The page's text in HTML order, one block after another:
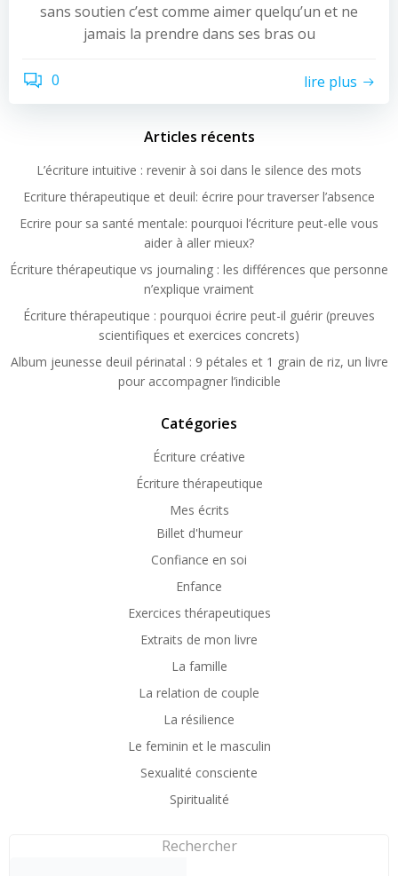
sans soutien c’est comme aimer quelqu’un et ne
jamais la prendre dans ses bras ou
0 lire plus
Articles récents
L’écriture intuitive : revenir à soi dans le silence des mots
Ecriture thérapeutique et deuil: écrire pour traverser l’absence
Ecrire pour sa santé mentale: pourquoi l’écriture peut-elle vous
aider à aller mieux?
Écriture thérapeutique vs journaling : les différences que personne
n’explique vraiment
Écriture thérapeutique : pourquoi écrire peut-il guérir (preuves
scientifiques et exercices concrets)
Album jeunesse deuil périnatal : 9 pétales et 1 grain de riz, un livre
pour accompagner l’indicible
Catégories
Écriture créative
Écriture thérapeutique
Mes écrits
Billet d'humeur
Confiance en soi
Enfance
Exercices thérapeutiques
Extraits de mon livre
La famille
La relation de couple
La résilience
Le feminin et le masculin
Sexualité consciente
Spiritualité
Rechercher